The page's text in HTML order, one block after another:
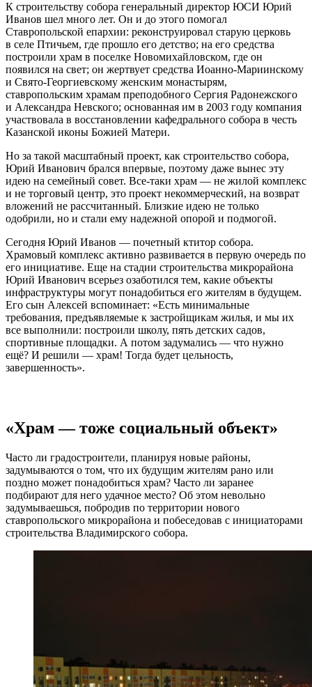
К строительству собора генеральный директор ЮСИ Юрий
Иванов шел много лет. Он и до этого помогал
Ставропольской епархии: реконструировал старую церковь
в селе Птичьем, где прошло его детство; на его средства
построили храм в поселке Новомихайловском, где он
появился на свет; он жертвует средства Иоанно-Мариинскому
и Свято-Георгиевскому женским монастырям,
ставропольским храмам преподобного Сергия Радонежского
и Александра Невского; основанная им в 2003 году компания
участвовала в восстановлении кафедрального собора в честь
Казанской иконы Божией Матери.
Но за такой масштабный проект, как строительство собора,
Юрий Иванович брался впервые, поэтому даже вынес эту
идею на семейный совет. Все-таки храм — не жилой комплекс
и не торговый центр, это проект некоммерческий, на возврат
вложений не рассчитанный. Близкие идею не только
одобрили, но и стали ему надежной опорой и подмогой.
Сегодня Юрий Иванов — почетный ктитор собора.
Храмовый комплекс активно развивается в первую очередь по
его инициативе. Еще на стадии строительства микрорайона
Юрий Иванович всерьез озаботился тем, какие объекты
инфраструктуры могут понадобиться его жителям в будущем.
Его сын Алексей вспоминает: «Есть минимальные
требования, предъявляемые к застройщикам жилья, и мы их
все выполнили: построили школу, пять детских садов,
спортивные площадки. А потом задумались — что нужно
ещё? И решили — храм! Тогда будет цельность,
завершенность».
«Храм — тоже социальный объект»
Часто ли градостроители, планируя новые районы,
задумываются о том, что их будущим жителям рано или
поздно может понадобиться храм? Часто ли заранее
подбирают для него удачное место? Об этом невольно
задумываешься, побродив по территории нового
ставропольского микрорайона и побеседовав с инициаторами
строительства Владимирского собора.